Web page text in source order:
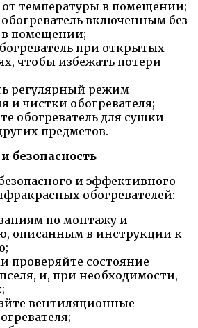
температуры в помещении;
обогреватель включенным без
в помещении;
при открытых
чтобы избежать потери
регулярный режим
и чистки обогревателя;
обогреватель для сушки
предметов.
безопасность
и эффективного
обогревателей:
по монтажу и
описанным в инструкции к
проверяйте состояние
и, при необходимости,
вентиляционные